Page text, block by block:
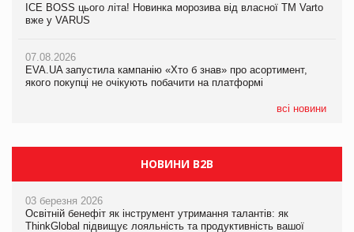
ICE BOSS цього літа! Новинка морозива від власної ТМ Varto
вже у VARUS
07.08.2026
EVA.UA запустила кампанію «Хто б знав» про асортимент,
якого покупці не очікують побачити на платформі
всі новини
ICE BOSS цього літа! Новинка морозива від власної ТМ Varto
вже у VARUS
07.08.2026
EVA.UA запустила кампанію «Хто б знав» про асортимент,
якого покупці не очікують побачити на платформі
НОВИНИ B2B
03 березня 2026
Освітній бенефіт як інструмент утримання талантів: як
ThinkGlobal підвищує лояльність та продуктивність вашої